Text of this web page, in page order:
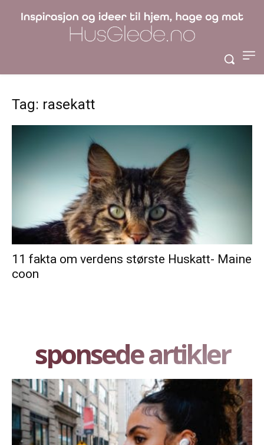
Tag: rasekatt
11 fakta om verdens største Huskatt- Maine
coon
sponsede artikler